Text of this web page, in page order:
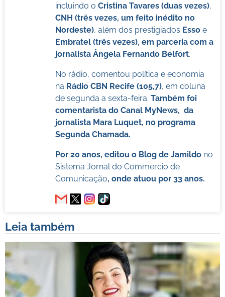
incluindo o Cristina Tavares (duas vezes),
CNH (três vezes, um feito inédito no
Nordeste), além dos prestigiados Essoe
Embratel (três vezes), em parceria com a
jornalista Ângela Fernando Belfort.
No rádio, comentou política e economia
na Rádio CBN Recife (105,7), em coluna
de segunda a sexta-feira. Também foi
comentarista do Canal MyNews, da
jornalista Mara Luquet, no programa
Segunda Chamada.
Por 20 anos, editou o Blog de Jamildo no
Sistema Jornal do Commercio de
Comunicação, onde atuou por 33 anos.
Leia também